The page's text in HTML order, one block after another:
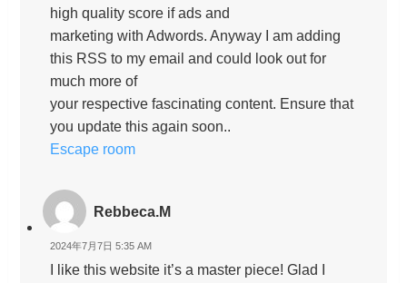
high quality score if ads and
marketing with Adwords. Anyway I am adding
this RSS to my email and could look out for
much more of
your respective fascinating content. Ensure that
you update this again soon..
Escape room
Rebbeca.M
2024年7月7日 5:35 AM
I like this website it’s a master piece! Glad I